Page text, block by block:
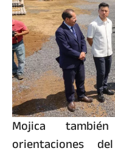
Mojica
orientaciones del